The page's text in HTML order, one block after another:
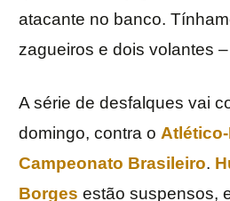
atacante no banco.
zagueiros e dois volantes
A série de desfalques vai
domingo, contra o Atlético-
Campeonato Brasileiro.
Borges estão suspensos,